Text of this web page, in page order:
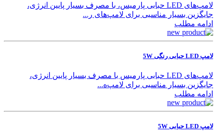
لامپ‌های LED حبابی پارمیس، با مصرف بسیار پایین انرژی،
جایگزین بسیار مناسبی برای لامپ‌های ر...
ادامه مطلب
لامپ LED حبابی رنگی 5W
لامپ‌های LED حبابی پارمیس با مصرف بسیار پایین انرژی،
جایگزین بسیار مناسبی برای لامپ‌ه...
ادامه مطلب
لامپ LED حبابی 5W